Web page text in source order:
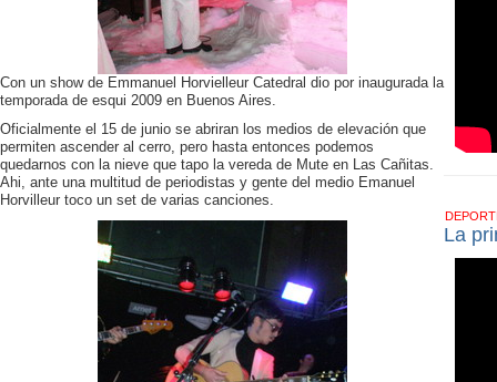
Con un show de Emmanuel Horvielleur Catedral dio por inaugurada la
temporada de esqui 2009 en Buenos Aires.
Oficialmente el 15 de junio se abriran los medios de elevación que
permiten ascender al cerro, pero hasta entonces podemos
quedarnos con la nieve que tapo la vereda de Mute en Las Cañitas.
Ahi, ante una multitud de periodistas y gente del medio Emanuel
Horvilleur toco un set de varias canciones.
La